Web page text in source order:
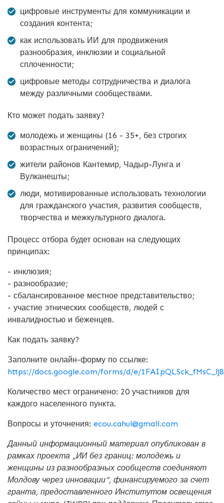
цифровые инструменты для коммуникации и
создания контента;
как использовать ИИ для продвижения
разнообразия, инклюзии и социальной
сплоченности;
цифровые методы сотрудничества и диалога
между различными сообществами.
Кто может подать заявку?
молодежь и женщины (16 - 35+, без строгих
возрастных ограничений);
жители районов Кантемир, Чадыр-Лунга и
Вулканешты;
люди, мотивированные использовать технологии
для гражданского участия, развития сообществ,
творчества и межкультурного диалога.
Процесс отбора будет основан на следующих
принципах:
- инклюзия;
- разнообразие;
- сбалансированное местное представительство;
- участие этнических сообществ, людей с
инвалидностью и беженцев.
Как подать заявку?
Заполните онлайн-форму по ссылке:
https://docs.google.com/forms/d/e/
Количество мест ограничено: 20 участников для
каждого населенного пункта.
Вопросы и уточнения: ecou.cahul@gmail.com
Данный информационный материал опубликован в
рамках проекта „ИИ без границ: молодежь и
женщины из разнообразных сообществ соединяют
Молдову через инновации”, финансируемого за счет
гранта, предоставленного Институтом освещения